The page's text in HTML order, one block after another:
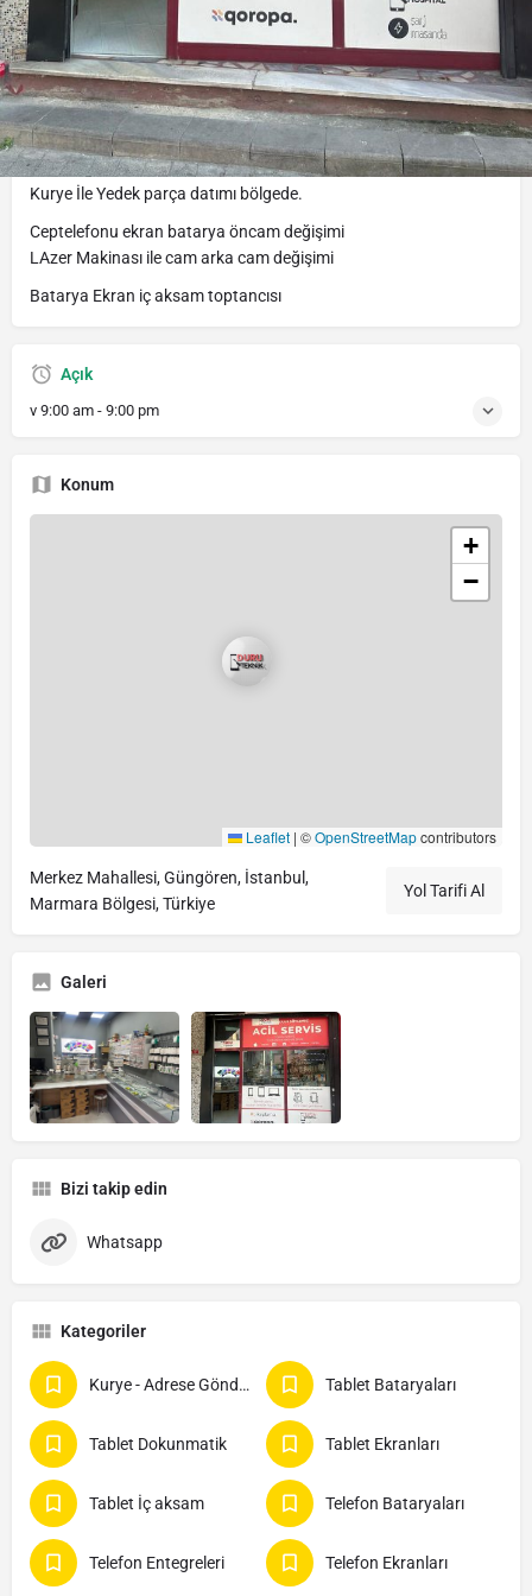
Tanım
Merkez, Meydancık Sk. No:8/B, 34164 Güngören/İstanbul
Cep Telefonu Yedek Parçacı
Cep Telefonu Teknik Servis
Kurye İle Yedek parça datımı bölgede.
Ceptelefonu ekran batarya öncam değişimi
LAzer Makinası ile cam arka cam değişimi
Batarya Ekran iç aksam toptancısı
Açık
v 9:00 am - 9:00 pm
Konum
+
−
Leaflet | ©OpenStreetMapcontributors
Merkez Mahallesi, Güngören, İstanbul,
Marmara Bölgesi, Türkiye
Yol Tarifi Al
Galeri
Bizi takip edin
Whatsapp
Kategoriler
Kurye - Adrese Gönderim Tablet Bataryaları
Tablet Dokunmatik Tablet Ekranları
Tablet İç aksam Telefon Bataryaları
Telefon Entegreleri Telefon Ekranları